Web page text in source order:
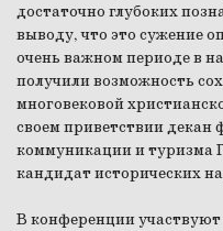
достаточно глубоких
выводу, что это сужение
очень важном периоде в
получили возможность
многовековой
своем приветствии декан
коммуникации и
кандидат исторических
В конференции